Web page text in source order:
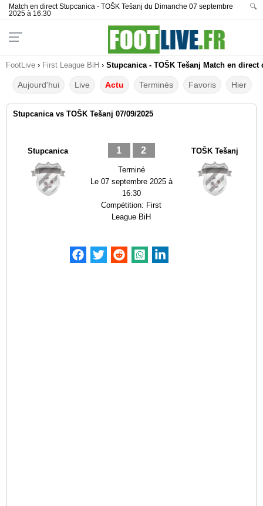
Match en direct Stupcanica - TOŠK Tešanj du Dimanche 07 septembre
2025 à 16:30
🔍
FootLive › First League BiH › Stupcanica - TOŠK Tešanj Match en direct
Aujourd'hui Live Actu Terminés Favoris Hier
Stupcanica vs TOŠK Tešanj 07/09/2025
Stupcanica 1 2
Terminé
Le 07 septembre 2025 à
16:30
Compétition: First
League BiH
TOŠK Tešanj